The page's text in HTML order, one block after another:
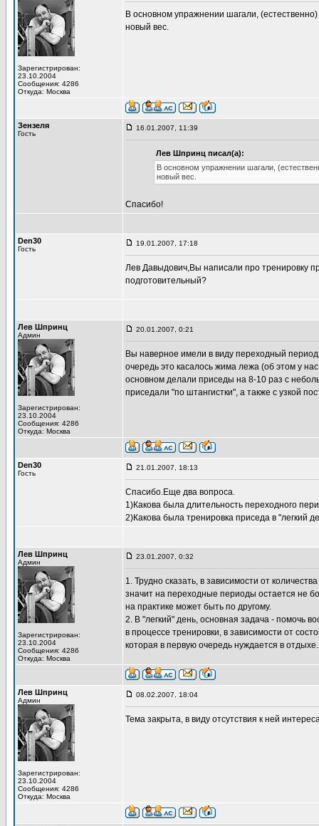
Зарегистрирован:
23.10.2004
Сообщения: 4286
Откуда: Москва
В основном упражнении шагали, (естественно)
новый вес.
Зензеля
Гость
16.01.2007, 11:39
Лев Шпринц писал(а):
В основном упражнении шагали,
новый вес.
Спасибо!
Den30
Гость
19.01.2007, 17:18
Лев Давыдович,Вы написали про тренировку
подготовительный?
Лев Шпринц
Админ
Зарегистрирован:
23.10.2004
Сообщения: 4286
Откуда: Москва
20.01.2007, 0:21
Вы наверное имели в виду переходный
очередь это касалось жима лежа (об этом у
основном делали приседы на 8-10 раз с
приседали "по штангистки", а также с узкой
Den30
Гость
21.01.2007, 18:13
Спасибо.Еще два вопроса.
1)Какова была длительность переходного
2)Какова была тренировка приседа в "легкий
Лев Шпринц
Админ
Зарегистрирован:
23.10.2004
Сообщения: 4286
Откуда: Москва
23.01.2007, 0:32
1. Трудно сказать, в зависимости от
значит на переходные периоды остается не
на практике может быть по другому.
2. В "легкий" день, основная задача - помочь
в процессе тренировки, в зависимости от
которая в первую очередь нуждается в отдыхе.
Лев Шпринц
Админ
Зарегистрирован:
23.10.2004
Сообщения: 4286
Откуда: Москва
08.02.2007, 18:04
Тема закрыта, в виду отсутствия к ней